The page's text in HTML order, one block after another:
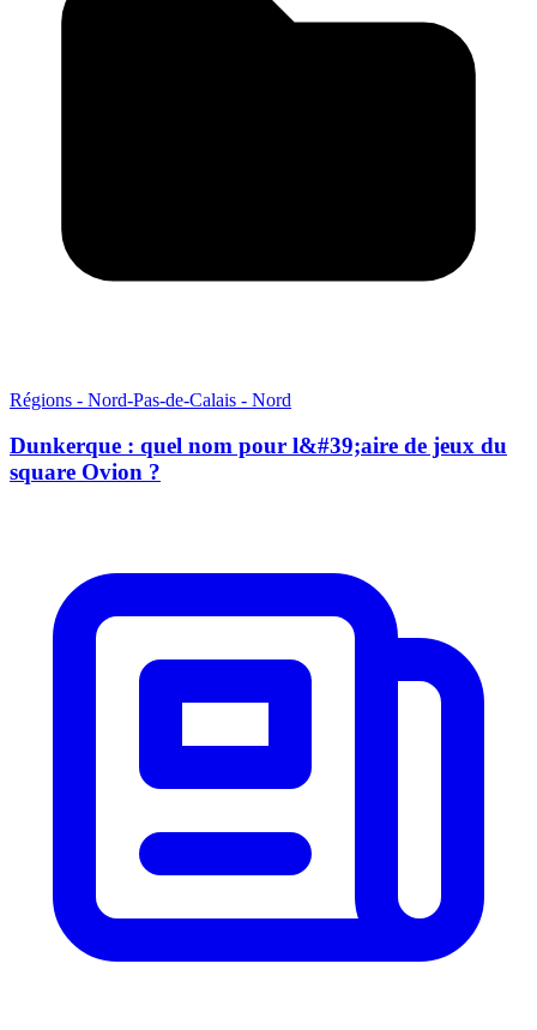
Régions - Nord-Pas-de-Calais - Nord
Dunkerque : quel nom pour l&#39;aire de jeux du
square Ovion ?